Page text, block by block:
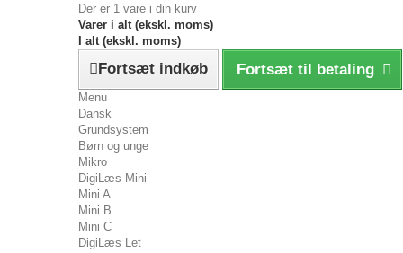
Der er 1 vare i din kurv
Varer i alt (ekskl. moms)
I alt (ekskl. moms)
Fortsæt indkøb Fortsæt til betaling
Menu
Dansk
Grundsystem
Børn og unge
Mikro
DigiLæs Mini
Mini A
Mini B
Mini C
DigiLæs Let